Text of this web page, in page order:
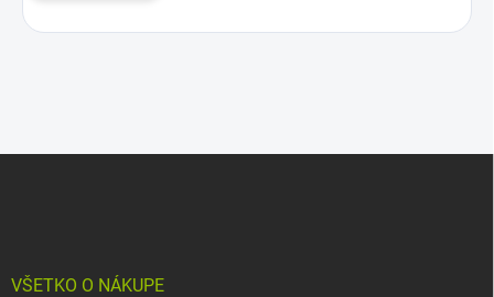
VŠETKO O NÁKUPE